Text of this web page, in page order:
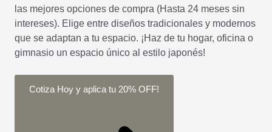
las mejores opciones de compra (Hasta 24 meses sin
intereses). Elige entre diseños tradicionales y modernos
que se adaptan a tu espacio. ¡Haz de tu hogar, oficina o
gimnasio un espacio único al estilo japonés!
Cotiza Hoy y aplica tu 20% OFF!